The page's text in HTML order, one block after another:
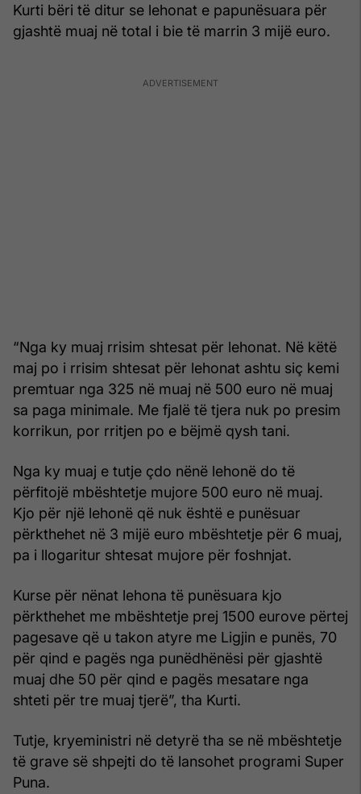
Kurti bëri të ditur se lehonat e papunësuara për
gjashtë muaj në total i bie të marrin 3 mijë euro.
“Nga ky muaj rrisim shtesat për lehonat. Në këtë
maj po i rrisim shtesat për lehonat ashtu siç kemi
premtuar nga 325 në muaj në 500 euro në muaj
sa paga minimale. Me fjalë të tjera nuk po presim
korrikun, por rritjen po e bëjmë qysh tani.
Nga ky muaj e tutje çdo nënë lehonë do të
përfitojë mbështetje mujore 500 euro në muaj.
Kjo për një lehonë që nuk është e punësuar
përkthehet në 3 mijë euro mbështetje për 6 muaj,
pa i llogaritur shtesat mujore për foshnjat.
Kurse për nënat lehona të punësuara kjo
përkthehet me mbështetje prej 1500 eurove përtej
pagesave që u takon atyre me Ligjin e punës, 70
për qind e pagës nga punëdhënësi për gjashtë
muaj dhe 50 për qind e pagës mesatare nga
shteti për tre muaj tjerë”, tha Kurti.
Tutje, kryeministri në detyrë tha se në mbështetje
të grave së shpejti do të lansohet programi Super
Puna.